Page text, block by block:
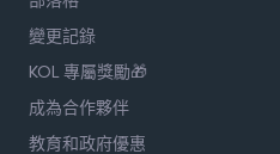
變更記錄
KOL 專屬獎勵🎁
成為合作夥伴
教育和政府優惠